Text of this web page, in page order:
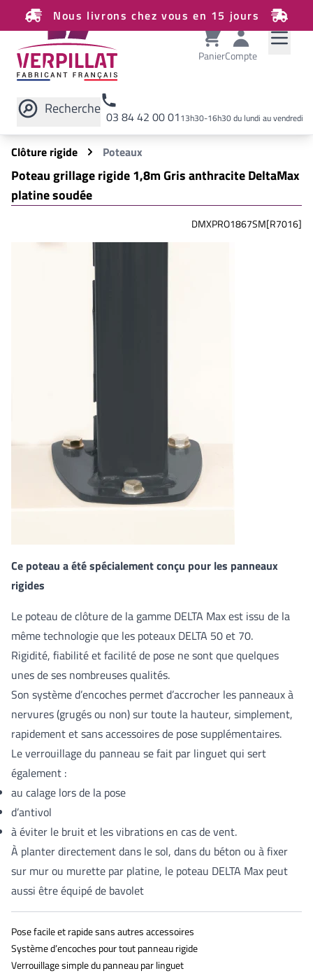
Nous livrons chez vous en 15 jours
PanierCompte
Recherche 03 84 42 00 0113h30-16h30 du lundi au vendredi
Rechercher sur le site
Clôture rigide
Poteaux
Poteau grillage rigide 1,8m Gris anthracite DeltaMax
platine soudée
DMXPRO1867SM[R7016]
Ce poteau a été spécialement conçu pour les panneaux
rigides
Le poteau de clôture de la gamme DELTA Max est issu de la
même technologie que les poteaux DELTA 50 et 70.
Rigidité, fiabilité et facilité de pose ne sont que quelques
unes de ses nombreuses qualités.
Son système d’encoches permet d’accrocher les panneaux à
nervures (grugés ou non) sur toute la hauteur, simplement,
rapidement et sans accessoires de pose supplémentaires.
Le verrouillage du panneau se fait par linguet qui sert
également :
au calage lors de la pose
d’antivol
à éviter le bruit et les vibrations en cas de vent.
À planter directement dans le sol, dans du béton ou à fixer
sur mur ou murette par platine, le poteau DELTA Max peut
aussi être équipé de bavolet
Pose facile et rapide sans autres accessoires
Système d’encoches pour tout panneau rigide
Verrouillage simple du panneau par linguet